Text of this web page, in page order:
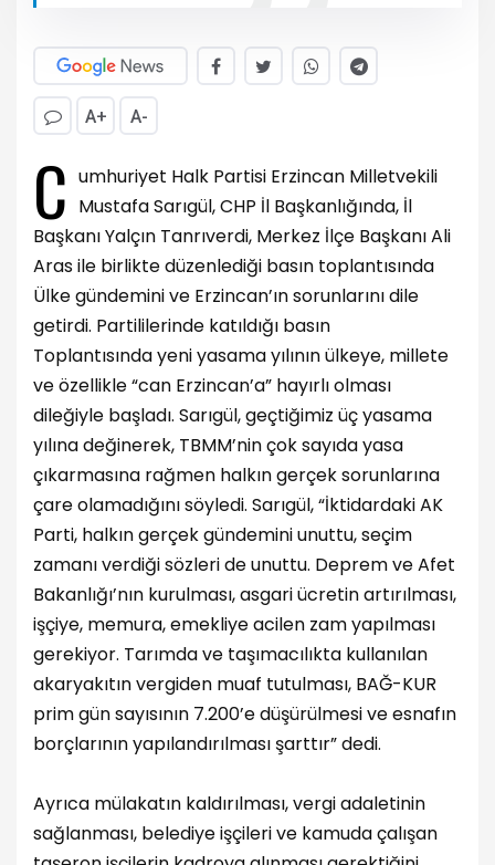
A+ A-
C umhuriyet Halk Partisi Erzincan Milletvekili
Mustafa Sarıgül, CHP İl Başkanlığında, İl
Başkanı Yalçın Tanrıverdi, Merkez İlçe Başkanı Ali
Aras ile birlikte düzenlediği basın toplantısında
Ülke gündemini ve Erzincan’ın sorunlarını dile
getirdi. Partililerinde katıldığı basın
Toplantısında yeni yasama yılının ülkeye, millete
ve özellikle “can Erzincan’a” hayırlı olması
dileğiyle başladı. Sarıgül, geçtiğimiz üç yasama
yılına değinerek, TBMM’nin çok sayıda yasa
çıkarmasına rağmen halkın gerçek sorunlarına
çare olamadığını söyledi. Sarıgül, “İktidardaki AK
Parti, halkın gerçek gündemini unuttu, seçim
zamanı verdiği sözleri de unuttu. Deprem ve Afet
Bakanlığı’nın kurulması, asgari ücretin artırılması,
işçiye, memura, emekliye acilen zam yapılması
gerekiyor. Tarımda ve taşımacılıkta kullanılan
akaryakıtın vergiden muaf tutulması, BAĞ-KUR
prim gün sayısının 7.200’e düşürülmesi ve esnafın
borçlarının yapılandırılması şarttır” dedi.
Ayrıca mülakatın kaldırılması, vergi adaletinin
sağlanması, belediye işçileri ve kamuda çalışan